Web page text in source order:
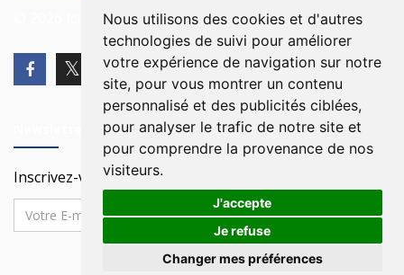
Nous utilisons des cookies et d'autres
technologies de suivi pour améliorer
votre expérience de navigation sur notre
site, pour vous montrer un contenu
personnalisé et des publicités ciblées,
pour analyser le trafic de notre site et
pour comprendre la provenance de nos
visiteurs.
J'accepte
Je refuse
Changer mes préférences
© 2026 Ici Beyrouth. Tous les droits sont réservés.
Inscrivez-vous à notre Newsletter